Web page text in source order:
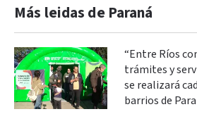
Más leidas de Paraná
“Entre Ríos
trámites y
se realizará
barrios de